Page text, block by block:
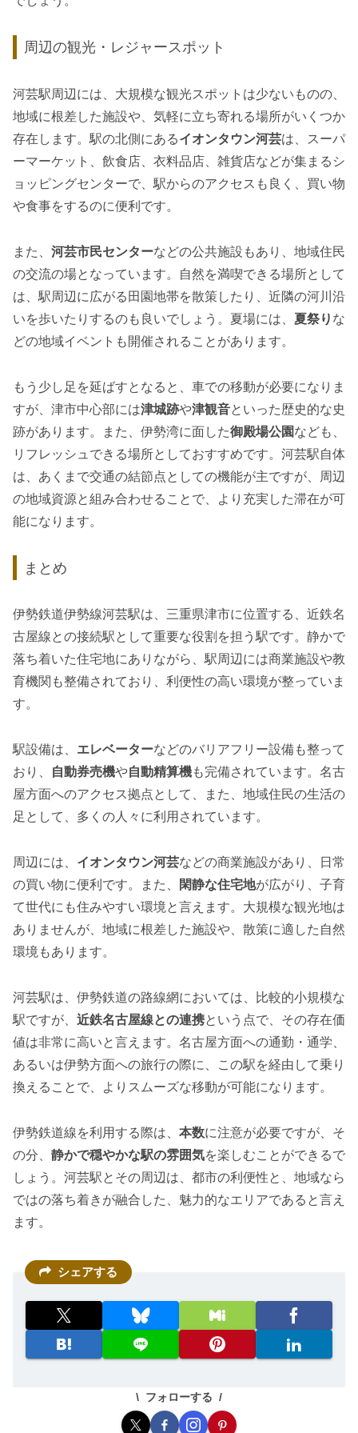
周辺の観光・レジャースポット
河芸駅周辺には、大規模な観光スポットは少ないものの、
地域に根差した施設や、気軽に立ち寄れる場所がいくつか
存在します。駅の北側にあるイオンタウン河芸は、スーパ
ーマーケット、飲食店、衣料品店、雑貨店などが集まるシ
ョッピングセンターで、駅からのアクセスも良く、買い物
や食事をするのに便利です。
また、 河芸市民センターなどの公共施設もあり、地域住民
の交流の場となっています。自然を満喫できる場所として
は、駅周辺に広がる田園地帯を散策したり、近隣の河川沿
いを歩いたりするのも良いでしょう。夏場には、 夏祭り な
どの地域イベントも開催されることがあります。
もう少し足を延ばすとなると、車での移動が必要になりま
すが、津市中心部には津城跡や津観音といった歴史的な史
跡があります。また、伊勢湾に面した御殿場公園なども、
リフレッシュできる場所としておすすめです。河芸駅自体
は、あくまで交通の結節点としての機能が主ですが、周辺
の地域資源と組み合わせることで、より充実した滞在が可
能になります。
まとめ
伊勢鉄道伊勢線河芸駅は、三重県津市に位置する、近鉄名
古屋線との接続駅として重要な役割を担う駅です。静かで
落ち着いた住宅地にありながら、駅周辺には商業施設や教
育機関も整備されており、利便性の高い環境が整っていま
す。
駅設備は、 エレベーターなどのバリアフリー設備も整って
おり、
自動券売機や自動精算機も完備されています。名古
屋方面へのアクセス拠点として、また、地域住民の生活の
足として、多くの人々に利用されています。
周辺には、 イオンタウン河芸などの商業施設があり、日常
の買い物に便利です。また、
閑静な住宅地が広がり、子育
て世代にも住みやすい環境と言えます。大規模な観光地は
ありませんが、地域に根差した施設や、散策に適した自然
環境もあります。
河芸駅は、伊勢鉄道の路線網においては、比較的小規模な
駅ですが、 近鉄名古屋線との連携という点で、その存在価
値は非常に高いと言えます。名古屋方面への通勤・通学、
あるいは伊勢方面への旅行の際に、この駅を経由して乗り
換えることで、よりスムーズな移動が可能になります。
伊勢鉄道線を利用する際は、 本数に注意が必要ですが、そ
の分、 静かで穏やかな駅の雰囲気を楽しむことができるで
しょう。河芸駅とその周辺は、都市の利便性と、地域なら
ではの落ち着きが融合した、魅力的なエリアであると言え
ます。
シェアする
フォローする